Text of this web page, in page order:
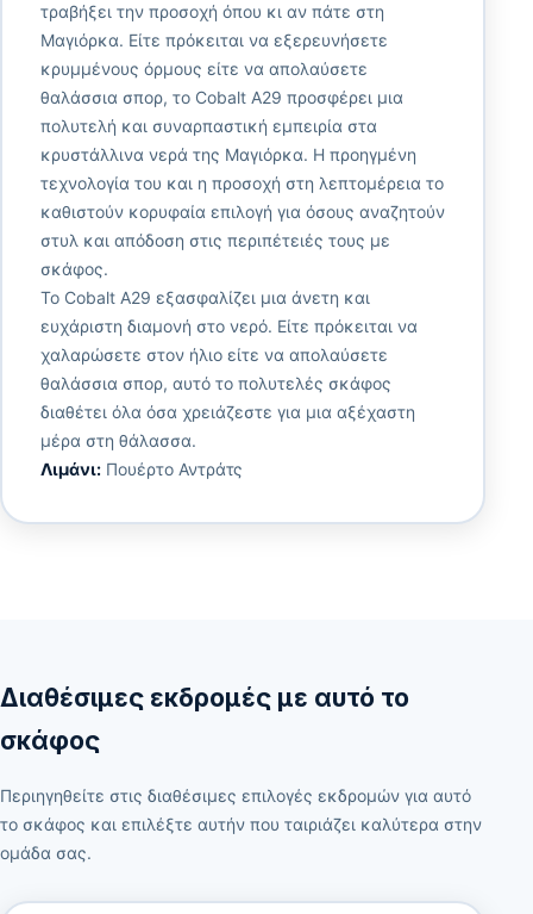
τραβήξει την προσοχή όπου κι αν πάτε στη
Μαγιόρκα. Είτε πρόκειται να εξερευνήσετε
κρυμμένους όρμους είτε να απολαύσετε
θαλάσσια σπορ, το Cobalt A29 προσφέρει μια
πολυτελή και συναρπαστική εμπειρία στα
κρυστάλλινα νερά της Μαγιόρκα. Η προηγμένη
τεχνολογία του και η προσοχή στη λεπτομέρεια το
καθιστούν κορυφαία επιλογή για όσους αναζητούν
στυλ και απόδοση στις περιπέτειές τους με
σκάφος.
Το Cobalt A29 εξασφαλίζει μια άνετη και
ευχάριστη διαμονή στο νερό. Είτε πρόκειται να
χαλαρώσετε στον ήλιο είτε να απολαύσετε
θαλάσσια σπορ, αυτό το πολυτελές σκάφος
διαθέτει όλα όσα χρειάζεστε για μια αξέχαστη
μέρα στη θάλασσα.
Λιμάνι:Πουέρτο Αντράτς
Διαθέσιμες εκδρομές με αυτό το
σκάφος
Περιηγηθείτε στις διαθέσιμες επιλογές εκδρομών για αυτό
το σκάφος και επιλέξτε αυτήν που ταιριάζει καλύτερα στην
ομάδα σας.